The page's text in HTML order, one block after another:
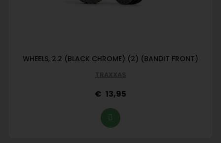
WHEELS, 2.2 (BLACK CHROME) (2) (BANDIT FRONT)
TRAXXAS
13,95